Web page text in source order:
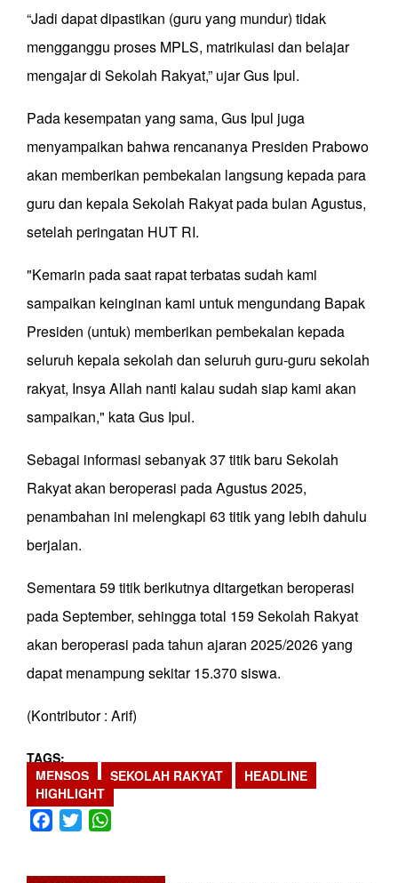
“Jadi dapat dipastikan (guru yang mundur) tidak
mengganggu proses MPLS, matrikulasi dan belajar
mengajar di Sekolah Rakyat,” ujar Gus Ipul.
Pada kesempatan yang sama, Gus Ipul juga
menyampaikan bahwa rencananya Presiden Prabowo
akan memberikan pembekalan langsung kepada para
guru dan kepala Sekolah Rakyat pada bulan Agustus,
setelah peringatan HUT RI.
"Kemarin pada saat rapat terbatas sudah kami
sampaikan keinginan kami untuk mengundang Bapak
Presiden (untuk) memberikan pembekalan kepada
seluruh kepala sekolah dan seluruh guru-guru sekolah
rakyat, Insya Allah nanti kalau sudah siap kami akan
sampaikan," kata Gus Ipul.
Sebagai informasi sebanyak 37 titik baru Sekolah
Rakyat akan beroperasi pada Agustus 2025,
penambahan ini melengkapi 63 titik yang lebih dahulu
berjalan.
Sementara 59 titik berikutnya ditargetkan beroperasi
pada September, sehingga total 159 Sekolah Rakyat
akan beroperasi pada tahun ajaran 2025/2026 yang
dapat menampung sekitar 15.370 siswa.
(Kontributor : Arif)
TAGS
MENSOS
SEKOLAH RAKYAT
HEADLINE
HIGHLIGHT
Facebook
Twitter